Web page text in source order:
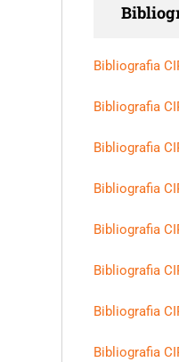
Bibliografia
Bibliografia
Bibliografia
Bibliografia
Bibliografia
Bibliografia
Bibliografia
Bibliografia